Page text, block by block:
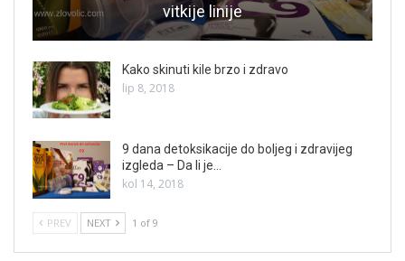
vitkije linije
Kako skinuti kile brzo i zdravo
lip 8, 2018
9 dana detoksikacije do boljeg i zdravijeg
izgleda – Da li je…
kol 14, 2018
PREV NEXT 1 of 9